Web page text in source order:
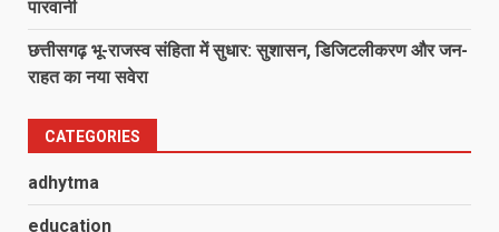
पारवानी
छत्तीसगढ़ भू-राजस्व संहिता में सुधार: सुशासन, डिजिटलीकरण और जन-
राहत का नया सवेरा
CATEGORIES
adhytma
education